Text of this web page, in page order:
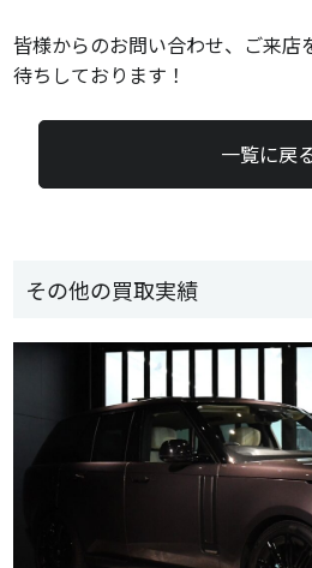
その他の買取実績
皆様からのお問い合わせ、ご来店
待ちしております！
一覧に戻